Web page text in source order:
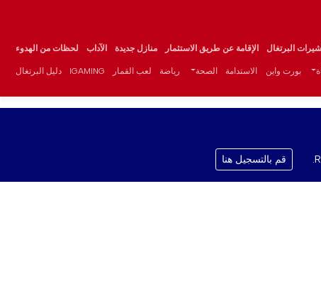
البرتغال الإقامة عن طريق الاستثمار منازل جديدة الآداب لحظات من الهدوء
بورت واين الاستدامة الصحة رياضة لعب القمار IGAMING دليل البرتغال
قم بالتسجيل هنا